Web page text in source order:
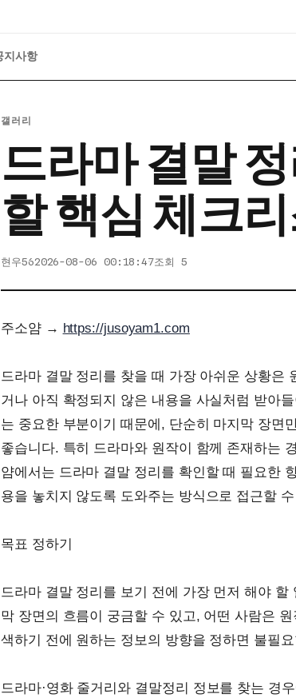
지사항
갤러리
드라마 결말
할 핵심 체크
현우562026-08-06 00:18:47조회 5
주소얌 → https://jusoyam1.com
드라마 결말 정리를 찾을 때 가장 아쉬운 상황은
거나 아직 확정되지 않은 내용을 사실처럼 받아
는 중요한 부분이기 때문에, 단순히 마지막 장면
좋습니다. 특히 드라마와 원작이 함께 존재하는
얌에서는 드라마 결말 정리를 확인할 때 필요한
용을 놓치지 않도록 도와주는 방식으로 접근할
목표 정하기
드라마 결말 정리를 보기 전에 가장 먼저 해야
막 장면의 흐름이 궁금할 수 있고, 어떤 사람은
색하기 전에 원하는 정보의 방향을 정하면 불필
드라마·영화 줄거리와 결말정리 정보를 찾는 경